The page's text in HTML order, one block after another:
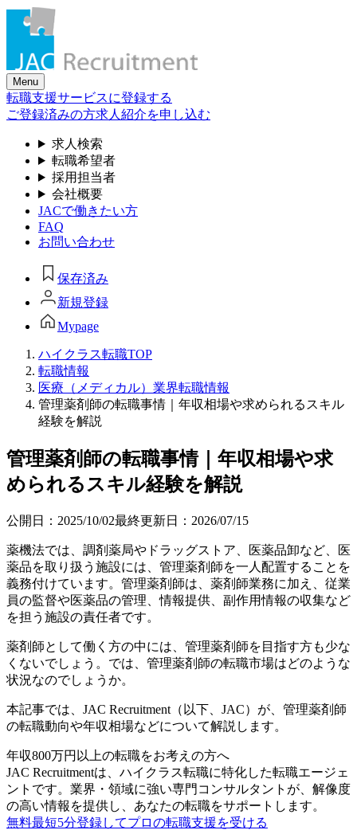
Skip
content
Menu
転職支援サービスに登録する
ご登録済みの方求人紹介を申し込む
求人検索
転職希望者
採用担当者
会社概要
JACで働きたい方
FAQ
お問い合わせ
保存済み
新規登録
Mypage
ハイクラス転職TOP
転職情報
医療（メディカル）業界転職情報
管理薬剤師の転職事情｜年収相場や求められるスキル
経験を解説
管理薬剤師の転職事情｜年収相場や求
められるスキル経験を解説
公開日： 2025/10/02最終更新日： 2026/07/15
薬機法では、調剤薬局やドラッグストア、医薬品卸など、医
薬品を取り扱う施設には、管理薬剤師を一人配置することを
義務付けています。管理薬剤師は、薬剤師業務に加え、従業
員の監督や医薬品の管理、情報提供、副作用情報の収集など
を担う施設の責任者です。
薬剤師として働く方の中には、管理薬剤師を目指す方も少な
くないでしょう。では、管理薬剤師の転職市場はどのような
状況なのでしょうか。
本記事では、JAC Recruitment（以下、JAC）が、管理薬剤師
の転職動向や年収相場などについて解説します。
年収800万円以上の転職をお考えの方へ
JAC Recruitmentは、ハイクラス転職に特化した転職エージェ
ントです。 業界・領域に強い専門コンサルタントが、解像度
の高い情報を提供し、あなたの転職をサポートします。
無料最短5分登録してプロの転職支援を受ける